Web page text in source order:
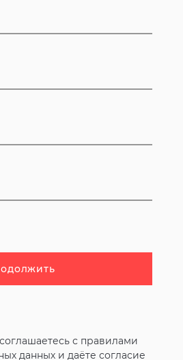
с правилами
данных и даёте согласие